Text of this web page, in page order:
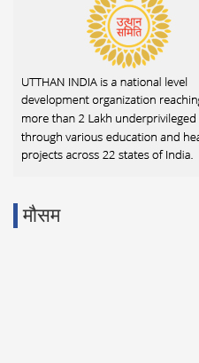
मौसम